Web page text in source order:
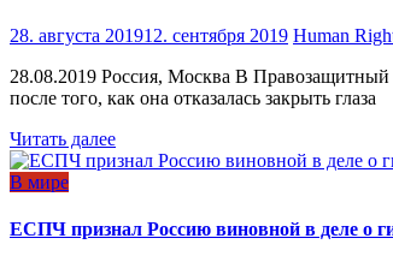
28. августа 201912. сентября 2019 Human
28.08.2019 Россия, Москва В
после того, как она отказалась закрыть глаза
Читать далее
В мире
ЕСПЧ признал Россию виновной в деле о